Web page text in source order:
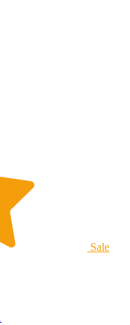
Sale